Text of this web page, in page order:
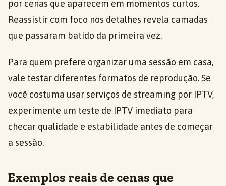
por cenas que aparecem em momentos curtos.
Reassistir com foco nos detalhes revela camadas
que passaram batido da primeira vez.
Para quem prefere organizar uma sessão em casa,
vale testar diferentes formatos de reprodução. Se
você costuma usar serviços de streaming por IPTV,
experimente um teste de IPTV imediato para
checar qualidade e estabilidade antes de começar
a sessão.
Exemplos reais de cenas que